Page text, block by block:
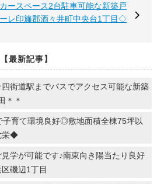
ースペース2台駐車可能な新築戸
レ印旛郡酒々井町中央台1丁目◇
【最新記事】
街道駅までバスでアクセス可能な新築
＊＊
子育て環境良好◎敷地面積全棟75坪以
栄◆
学が可能です♪南東向き陽当たり良好
磯辺1丁目